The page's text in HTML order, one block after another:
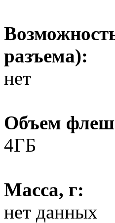
разъема):
нет
Объем
4ГБ
Масса, г:
нет данных